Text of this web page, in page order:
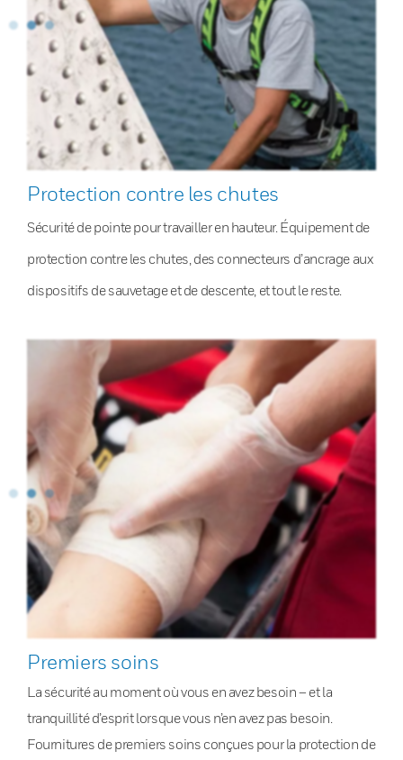
Protection contre les chutes
Sécurité de pointe pour travailler en hauteur. Équipement de
protection contre les chutes, des connecteurs d’ancrage aux
dispositifs de sauvetage et de descente, et tout le reste.
Premiers soins
La sécurité au moment où vous en avez besoin – et la
tranquillité d’esprit lorsque vous n’en avez pas besoin.
Fournitures de premiers soins conçues pour la protection de